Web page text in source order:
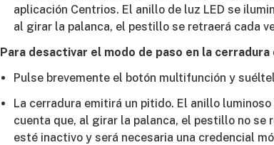
aplicación Centrios. El anillo de luz LED se
al girar la palanca, el pestillo se retraerá cada
Para desactivar el modo de paso en la
Pulse brevemente el botón multifunción y
La cerradura emitirá un pitido. El anillo luminoso
cuenta que, al girar la palanca, el pestillo no se
esté inactivo y será necesaria una credencial